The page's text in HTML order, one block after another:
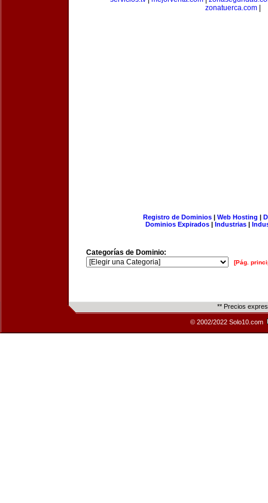
zonatuerca.com|
Registro de Dominios| Web Hosting |
Dominios Expirados | Industrias |
Categorías de Dominio:
[Pág.
** Precios
© 2002/2022 Solo10.com